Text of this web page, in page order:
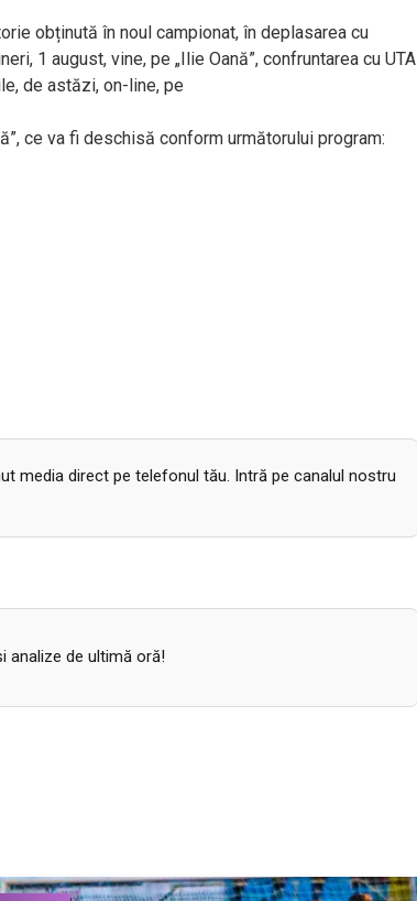
obținută în noul campionat, în deplasarea cu
1 august, vine, pe „Ilie Oană”, confruntarea cu UTA
de astăzi, on-line, pe
ce va fi deschisă conform următorului program:
media direct pe telefonul tău. Intră pe canalul nostru
analize de ultimă oră!